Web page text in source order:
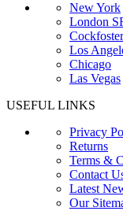
New York
London
Los
Chicago
Las Vegas
USEFUL LINKS
Privacy
Returns
Terms &
Contact
Latest
Our